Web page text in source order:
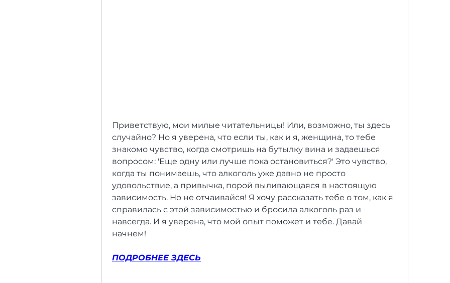
Приветствую, мои милые читательницы! Или, возможно, ты здесь
случайно? Но я уверена, что если ты, как и я, женщина, то тебе
знакомо чувство, когда смотришь на бутылку вина и задаешься
вопросом: 'Еще одну или лучше пока остановиться?' Это чувство,
когда ты понимаешь, что алкоголь уже давно не просто
удовольствие, а привычка, порой выливающаяся в настоящую
зависимость. Но не отчаивайся! Я хочу рассказать тебе о том, как я
справилась с этой зависимостью и бросила алкоголь раз и
навсегда. И я уверена, что мой опыт поможет и тебе. Давай
начнем!
ПОДРОБНЕЕ ЗДЕСЬ